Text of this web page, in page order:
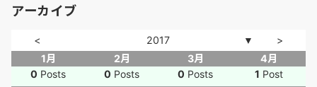
アーカイブ
< 2017 ▼
>
1月
0 Posts
2月
0 Posts
3月
0 Posts
4月
1 Post